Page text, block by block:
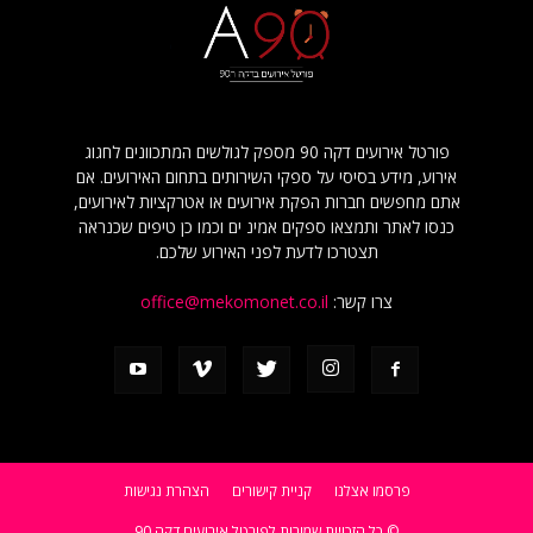
פורטל אירועים דקה 90 מספק לגולשים המתכוונים לחגוג
אירוע, מידע בסיסי על ספקי השירותים בתחום האירועים. אם
אתם מחפשים חברות הפקת אירועים או אטרקציות לאירועים,
כנסו לאתר ותמצאו ספקים אמינ ים וכמו כן טיפים שכנראה
תצטרכו לדעת לפני האירוע שלכם.
צרו קשר: office@mekomonet.co.il
פרסמו אצלנו קניית קישורים
הצהרת נגישות